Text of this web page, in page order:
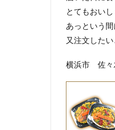
とてもおい
あっという間
又注文したい
横浜市 佐々